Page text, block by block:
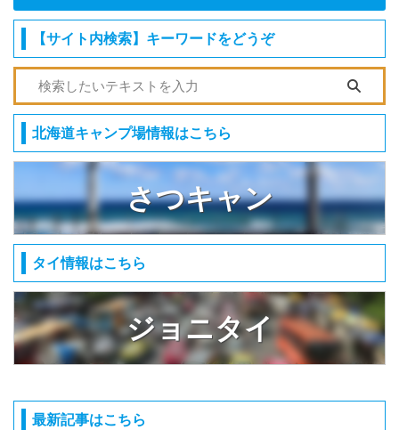
【サイト内検索】キーワードをどうぞ
北海道キャンプ場情報はこちら
さつキャン
タイ情報はこちら
ジョニタイ
最新記事はこちら